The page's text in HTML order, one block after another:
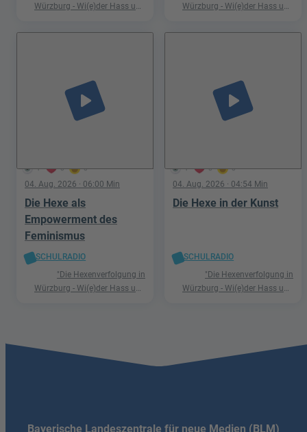
Würzburg - Wi(e)der Hass und
Würzburg - Wi(e)der Hass und
1 0 0
play_arrow
04. Aug. 2026 · 06:00 Min
Die Hexe als
Empowerment des
Feminismus
SCHULRADIO
"Die Hexenverfolgung in
Würzburg - Wi(e)der Hass und
1 0 0
play_arrow
04. Aug. 2026 · 04:54 Min
Die Hexe in der Kunst
SCHULRADIO
"Die Hexenverfolgung in
Würzburg - Wi(e)der Hass und
Bayerische Landeszentrale für neue Medien (BLM)